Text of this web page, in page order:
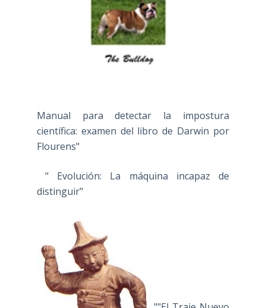
Manual para detectar la impostura
científica: examen del libro de Darwin por
Flourens"
" Evolución: La máquina incapaz de
distinguir"